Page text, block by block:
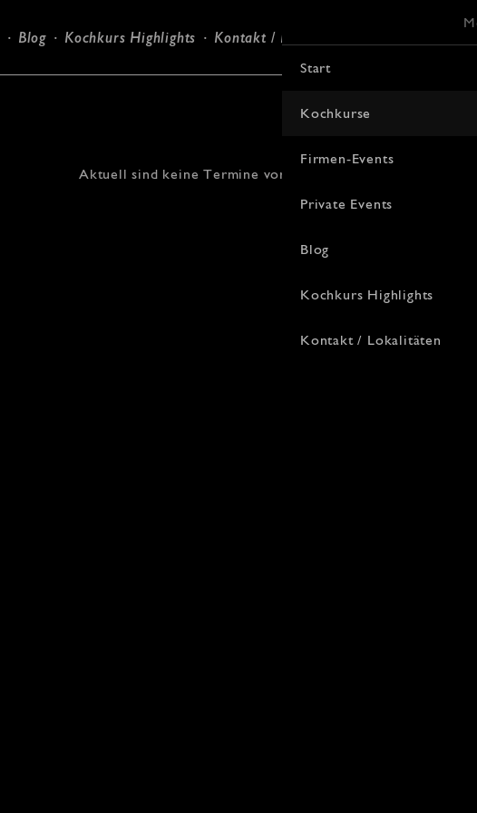
Blog Kochkurs Highlights Kontakt / Lokalitäten
Aktuell sind keine Termine vorhanden.
Start
Kochkurse
Firmen-Events
Private Events
Blog
Kochkurs Highlights
Kontakt / Lokalitäten